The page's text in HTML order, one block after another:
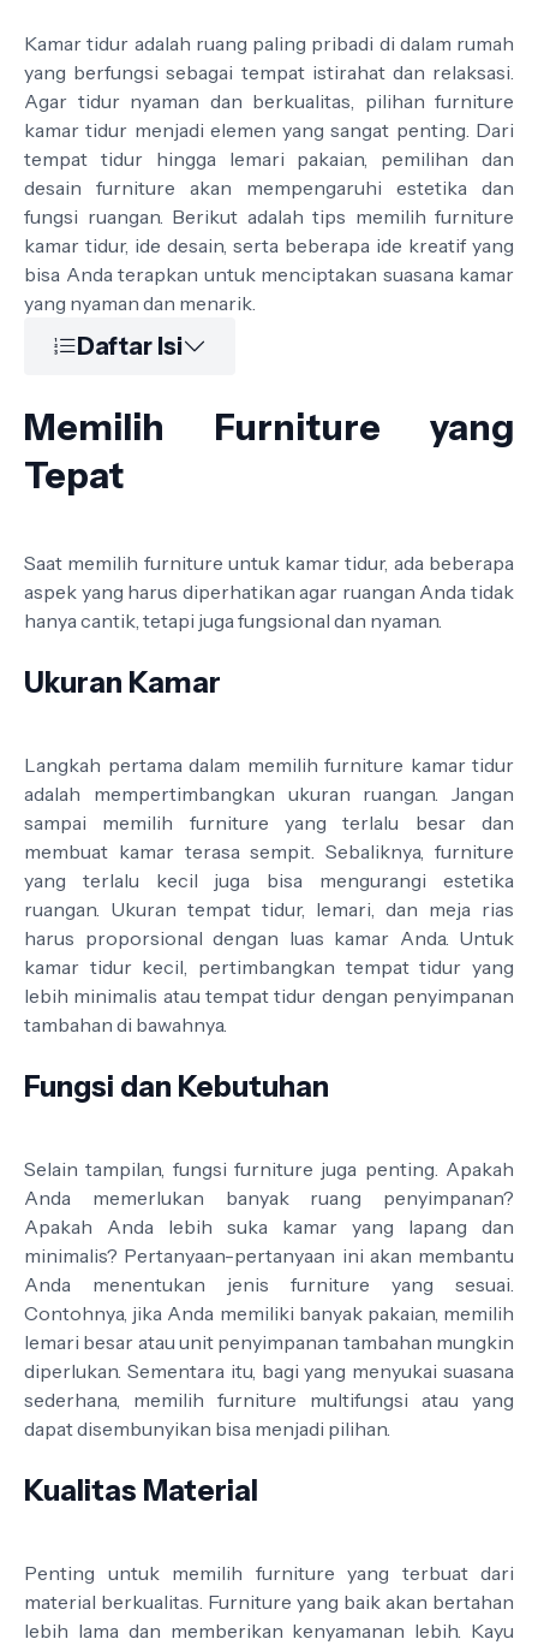
Kamar tidur adalah ruang paling pribadi di dalam rumah
yang berfungsi sebagai tempat istirahat dan relaksasi.
Agar tidur nyaman dan berkualitas, pilihan furniture
kamar tidur menjadi elemen yang sangat penting. Dari
tempat tidur hingga lemari pakaian, pemilihan dan
desain furniture akan mempengaruhi estetika dan
fungsi ruangan. Berikut adalah tips memilih furniture
kamar tidur, ide desain, serta beberapa ide kreatif yang
bisa Anda terapkan untuk menciptakan suasana kamar
yang nyaman dan menarik.
Daftar Isi
Memilih Furniture yang
Tepat
Saat memilih furniture untuk kamar tidur, ada beberapa
aspek yang harus diperhatikan agar ruangan Anda tidak
hanya cantik, tetapi juga fungsional dan nyaman.
Ukuran Kamar
Langkah pertama dalam memilih furniture kamar tidur
adalah mempertimbangkan ukuran ruangan. Jangan
sampai memilih furniture yang terlalu besar dan
membuat kamar terasa sempit. Sebaliknya, furniture
yang terlalu kecil juga bisa mengurangi estetika
ruangan. Ukuran tempat tidur, lemari, dan meja rias
harus proporsional dengan luas kamar Anda. Untuk
kamar tidur kecil, pertimbangkan tempat tidur yang
lebih minimalis atau tempat tidur dengan penyimpanan
tambahan di bawahnya.
Fungsi dan Kebutuhan
Selain tampilan, fungsi furniture juga penting. Apakah
Anda memerlukan banyak ruang penyimpanan?
Apakah Anda lebih suka kamar yang lapang dan
minimalis? Pertanyaan-pertanyaan ini akan membantu
Anda menentukan jenis furniture yang sesuai.
Contohnya, jika Anda memiliki banyak pakaian, memilih
lemari besar atau unit penyimpanan tambahan mungkin
diperlukan. Sementara itu, bagi yang menyukai suasana
sederhana, memilih furniture multifungsi atau yang
dapat disembunyikan bisa menjadi pilihan.
Kualitas Material
Penting untuk memilih furniture yang terbuat dari
material berkualitas. Furniture yang baik akan bertahan
lebih lama dan memberikan kenyamanan lebih. Kayu